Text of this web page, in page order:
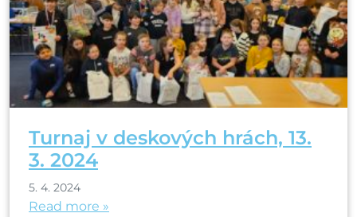
Turnaj v deskových hrách, 13.
3. 2024
5. 4. 2024
Read more »